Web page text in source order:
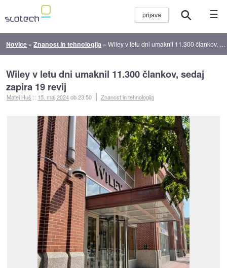
☰
Novice »Znanost in tehnologija »Wiley v letu dni umaknil 11.300 člankov, sedaj zapira 19 revij
Wiley v letu dni umaknil 11.300 člankov, sedaj
zapira 19 revij
Matej Huš :: 15. maj 2024ob 23:50 Znanost in tehnologija